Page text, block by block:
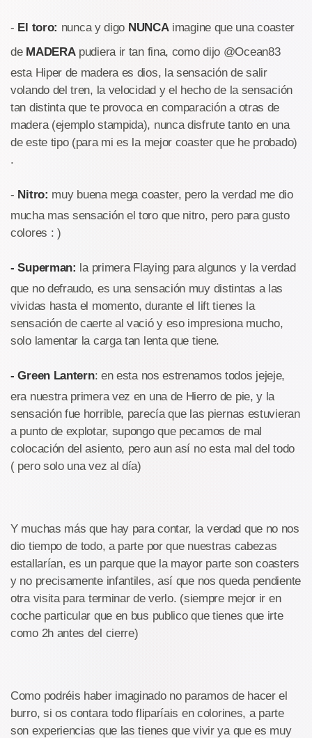
- El toro: nunca y digo NUNCAimagine que una coaster
de MADERApudiera ir tan fina, como dijo @Ocean83
esta Hiper de madera es dios, la sensación de salir
volando del tren, la velocidad y el hecho de la sensación
tan distinta que te provoca en comparación a otras de
madera (ejemplo stampida), nunca disfrute tanto en una
de este tipo (para mi es la mejor coaster que he probado)
.
- Nitro: muy buena mega coaster, pero la verdad me dio
mucha mas sensación el toro que nitro, pero para gusto
colores : )
- Superman: la primera Flaying para algunos y la verdad
que no defraudo, es una sensación muy distintas a las
vividas hasta el momento, durante el lift tienes la
sensación de caerte al vació y eso impresiona mucho,
solo lamentar la carga tan lenta que tiene.
- Green Lantern: en esta nos estrenamos todos jejeje,
era nuestra primera vez en una de Hierro de pie, y la
sensación fue horrible, parecía que las piernas estuvieran
a punto de explotar, supongo que pecamos de mal
colocación del asiento, pero aun así no esta mal del todo
( pero solo una vez al día)
Y muchas más que hay para contar, la verdad que no nos
dio tiempo de todo, a parte por que nuestras cabezas
estallarían, es un parque que la mayor parte son coasters
y no precisamente infantiles, así que nos queda pendiente
otra visita para terminar de verlo. (siempre mejor ir en
coche particular que en bus publico que tienes que irte
como 2h antes del cierre)
Como podréis haber imaginado no paramos de hacer el
burro, si os contara todo fliparíais en colorines, a parte
son experiencias que las tienes que vivir ya que es muy